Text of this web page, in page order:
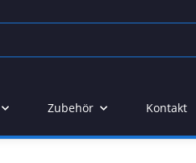
Zubehör Kontakt